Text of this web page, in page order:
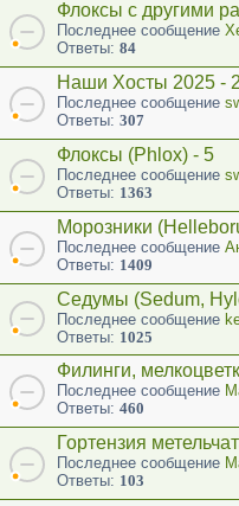
Флоксы с другими
Последнее сообщение
Ответы: 84
Наши Хосты 2025 -
Последнее сообщение
Ответы: 307
Флоксы (Phlox) - 5
Последнее сообщение
Ответы: 1363
Морозники
Последнее сообщение
Ответы: 1409
Седумы (Sedum,
Последнее сообщение
Ответы: 1025
Филинги,
Последнее сообщение
Ответы: 460
Гортензия
Последнее сообщение
Ответы: 103